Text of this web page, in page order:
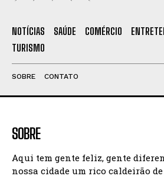
NOTÍCIAS SAÚDE COMÉRCIO
TURISMO
SOBRE CONTATO
SOBRE
Aqui tem gente feliz, gente
nossa cidade um rico caldeirão